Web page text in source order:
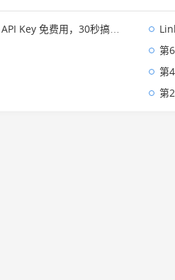
Key 免费用，30秒搞定！
第
第
第